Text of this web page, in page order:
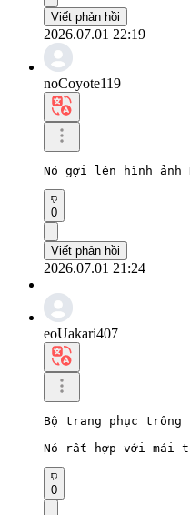
Viết phản hồi
2026.07.01 22:19
noCoyote119
Nó gợi lên hình ảnh
0
Viết phản hồi
2026.07.01 21:24
eoUakari407
Bộ trang phục trông
Nó rất hợp với mái
0